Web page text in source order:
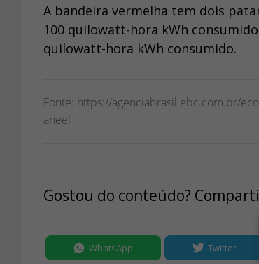
A bandeira vermelha tem dois
100 quilowatt-hora kWh
quilowatt-hora kWh consumido.
Fonte: https://agenciabrasil.ebc.com.br/
aneel
Gostou do conteúdo?
WhatsApp Twitter